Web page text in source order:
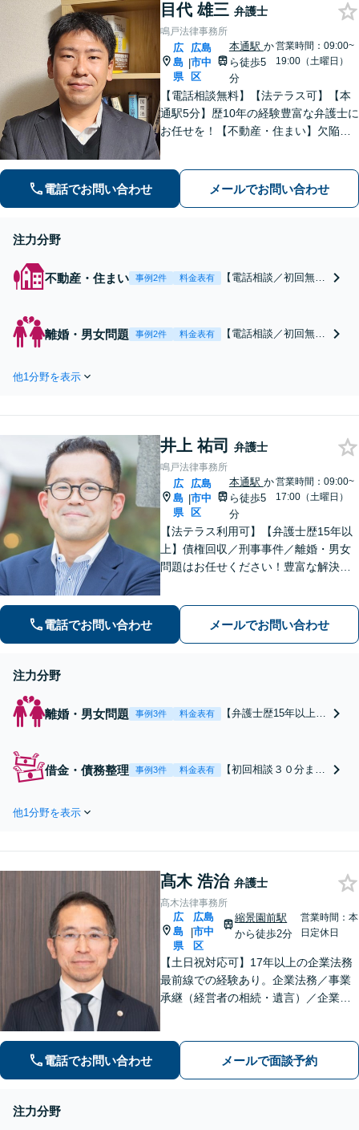
目代 雄三 弁護士
鳴戸法律事務所
広
島
県
|
広島
市中
区
本通駅 か
ら徒歩5
分
営業時間：09:00~
19:00（土曜日）
【電話相談無料】【法テラス可】【本
通駅5分】歴10年の経験豊富な弁護士に
お任せを！【不動産・住まい】欠陥住
身にサポート【ビデオ面談可】【完全
個室】
電話でお問い合わせ メールでお問い合わせ
注力分野
不動産・住まい 事例2件 料金表有
【電話相談／初回無
連携しスピード解決！
【本通駅5分】欠陥住
談可】【法テラス可】
離婚・男女問題 事例2件 料金表有
【電話相談／初回無
歴10年】DV・モラハ
が絡んだ財産分与／経
営者さまの離婚など豊
富な実績あり【本通駅
5分】【ビデオ面談
可】
他1分野を表示
井上 祐司 弁護士
鳴戸法律事務所
広
島
県
|
広島
市中
区
本通駅 か
ら徒歩5
分
営業時間：09:00~
17:00（土曜日）
【法テラス利用可】【弁護士歴15年以
上】債権回収／刑事事件／離婚・男女
問題はお任せください！豊富な解決実
談】【完全個室相談】【休日・夜間対
応可】【本通駅5分】
電話でお問い合わせ メールでお問い合わせ
注力分野
離婚・男女問題 事例3件 料金表有
【弁護士歴15年以上】
持ち家や住宅ローンを
含む財産分与、熟年離
連れ相談可】【本通駅
5分】
借金・債務整理 事例3件 料金表有
【初回相談３０分まで
己破産・任意整理・個
インに基づく債務整理
手続等の流れをご説明
し、より良い解決を目
指します。
他1分野を表示
髙木 浩治 弁護士
髙木法律事務所
広
島
県
|
広島
市中
区
縮景園前駅
から徒歩2分
営業時間：本
日定休日
【土日祝対応可】17年以上の企業法務
最前線での経験あり。企業法務／事業
承継（経営者の相続・遺言）／企業の
験を活かした的確な対応で、企業の発
展と経営をサポート。顧問契約もお任
電話でお問い合わせ メールで面談予約
注力分野